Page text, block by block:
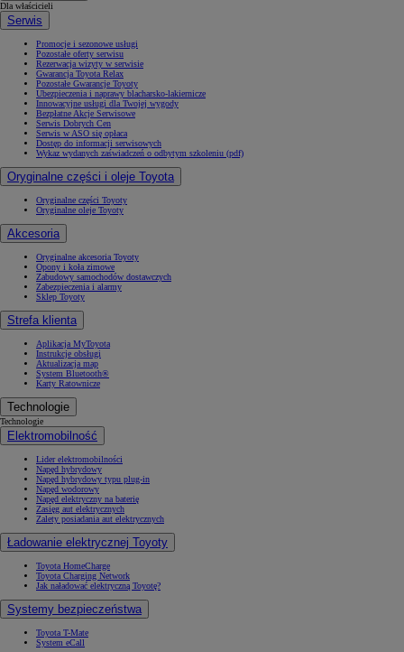
Dla właścicieli
Serwis
Promocje i sezonowe usługi
Pozostałe oferty serwisu
Rezerwacja wizyty w serwisie
Gwarancja Toyota Relax
Pozostałe Gwarancje Toyoty
Ubezpieczenia i naprawy blacharsko-lakiernicze
Innowacyjne usługi dla Twojej wygody
Bezpłatne Akcje Serwisowe
Serwis Dobrych Cen
Serwis w ASO się opłaca
Dostęp do informacji serwisowych
Wykaz wydanych zaświadczeń o odbytym szkoleniu (pdf)
Oryginalne części i oleje Toyota
Oryginalne części Toyoty
Oryginalne oleje Toyoty
Akcesoria
Oryginalne akcesoria Toyoty
Opony i koła zimowe
Zabudowy samochodów dostawczych
Zabezpieczenia i alarmy
Sklep Toyoty
Strefa klienta
Aplikacja MyToyota
Instrukcje obsługi
Aktualizacja map
System Bluetooth®
Karty Ratownicze
Technologie
Technologie
Elektromobilność
Lider elektromobilności
Napęd hybrydowy
Napęd hybrydowy typu plug-in
Napęd wodorowy
Napęd elektryczny na baterię
Zasięg aut elektrycznych
Zalety posiadania aut elektrycznych
Ładowanie elektrycznej Toyoty
Toyota HomeCharge
Toyota Charging Network
Jak naładować elektryczną Toyotę?
Systemy bezpieczeństwa
Toyota T-Mate
System eCall